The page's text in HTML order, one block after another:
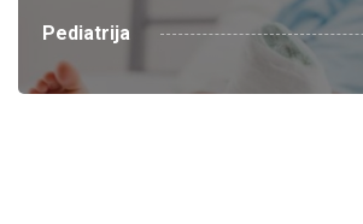
Pediatrija